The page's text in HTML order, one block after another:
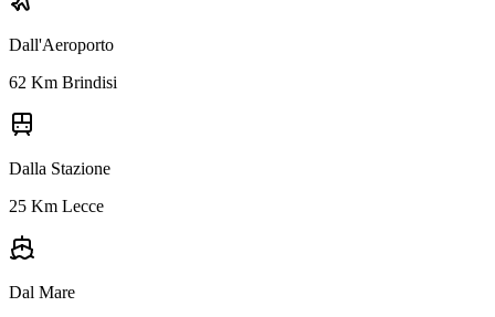
Dall'Aeroporto
62 Km Brindisi
Dalla Stazione
25 Km Lecce
Dal Mare